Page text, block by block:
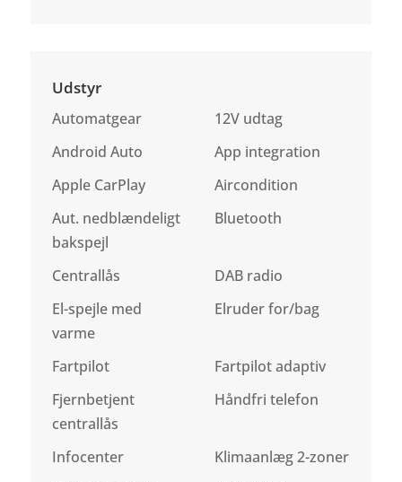
Udstyr
Automatgear
12V udtag
Android Auto
App integration
Apple CarPlay
Aircondition
Aut. nedblændeligt
bakspejl
Bluetooth
Centrallås
DAB radio
El-spejle med
varme
Elruder for/bag
Fartpilot
Fartpilot adaptiv
Fjernbetjent
centrallås
Håndfri telefon
Infocenter
Klimaanlæg 2-zoner